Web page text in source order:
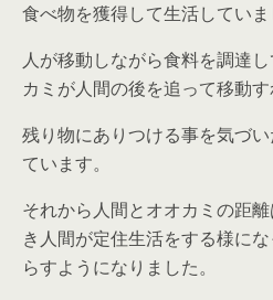
食べ物を獲得して生活していま
人が移動しながら食料を調達
カミが人間の後を追って移動
残り物にありつける事を気づ
ています。
それから人間とオオカミの距
き人間が定住生活をする様に
らすようになりました。